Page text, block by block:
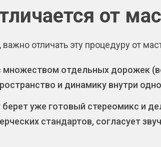
от
отличать эту процедуру от
множеством отдельных дорожек
и динамику внутри
уже готовый стереомикс и
стандартов, согласует